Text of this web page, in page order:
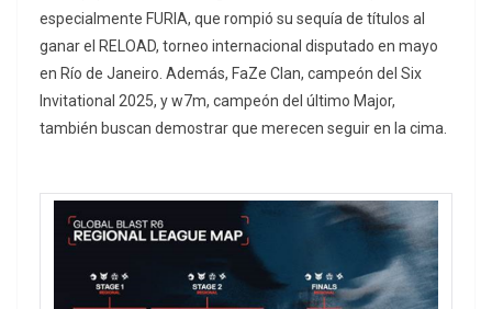
especialmente FURIA, que rompió su sequía de títulos al
ganar el RELOAD, torneo internacional disputado en mayo
en Río de Janeiro. Además, FaZe Clan, campeón del Six
Invitational 2025, y w7m, campeón del último Major,
también buscan demostrar que merecen seguir en la cima.